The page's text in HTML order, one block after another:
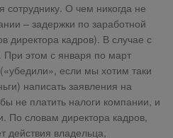
сотруднику. О чем никогда не
– задержки по заработной
директора кадров). В случае с
этом с января по март
если мы хотим таки
написать заявления на
не платить налоги компании, и
По словам директора кадров,
действия владельца,